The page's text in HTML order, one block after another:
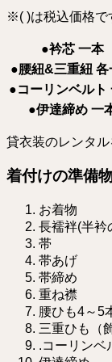
※( )は税込価格で
●衿芯 一本
●腰紐&三重紐 各
●コーリンベルト
●伊達締め 一
貸衣装のレンタ
着付けの準備
お着物
長襦袢(半衿
帯
帯あげ
帯締め
重ね襟
腰ひも4～5
三重ひも（
.コーリンベ